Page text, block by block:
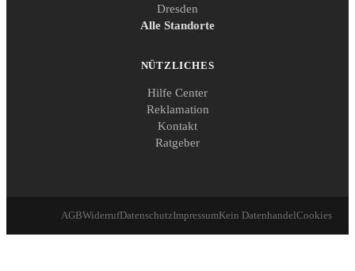
Dresden
Alle Standorte
NÜTZLICHES
Hilfe Center
Reklamation
Kontakt
Ratgeber
AGBWiderrufDatenschutzImpressumKein DatenhandelCookies